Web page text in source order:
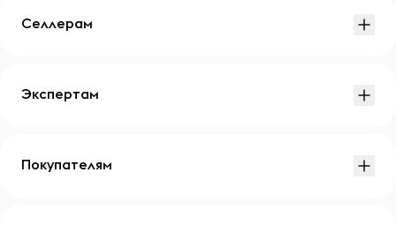
Селлерам
Экспертам
Покупателям